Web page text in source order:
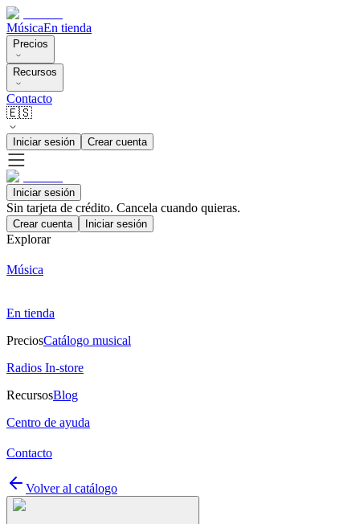
MúsicaEn tienda
Precios
Recursos
Contacto
🇪🇸
Iniciar sesión Crear cuenta
Iniciar sesión
Sin tarjeta de crédito. Cancela cuando quieras.
Crear cuenta Iniciar sesión
Explorar
Música
En tienda
PreciosCatálogo musical
Radios In-store
RecursosBlog
Centro de ayuda
Contacto
Volver al catálogo